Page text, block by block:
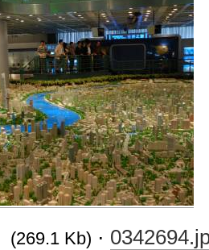
(269.1 Kb) ·